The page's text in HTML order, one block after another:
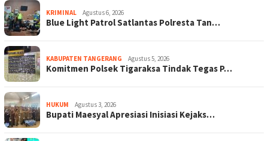
KRIMINAL Agustus 6, 2026
Blue Light Patrol Satlantas Polresta Tan…
KABUPATEN TANGERANG Agustus 5, 2026
Komitmen Polsek Tigaraksa Tindak Tegas P…
HUKUM Agustus 3, 2026
Bupati Maesyal Apresiasi Inisiasi Kejaks…